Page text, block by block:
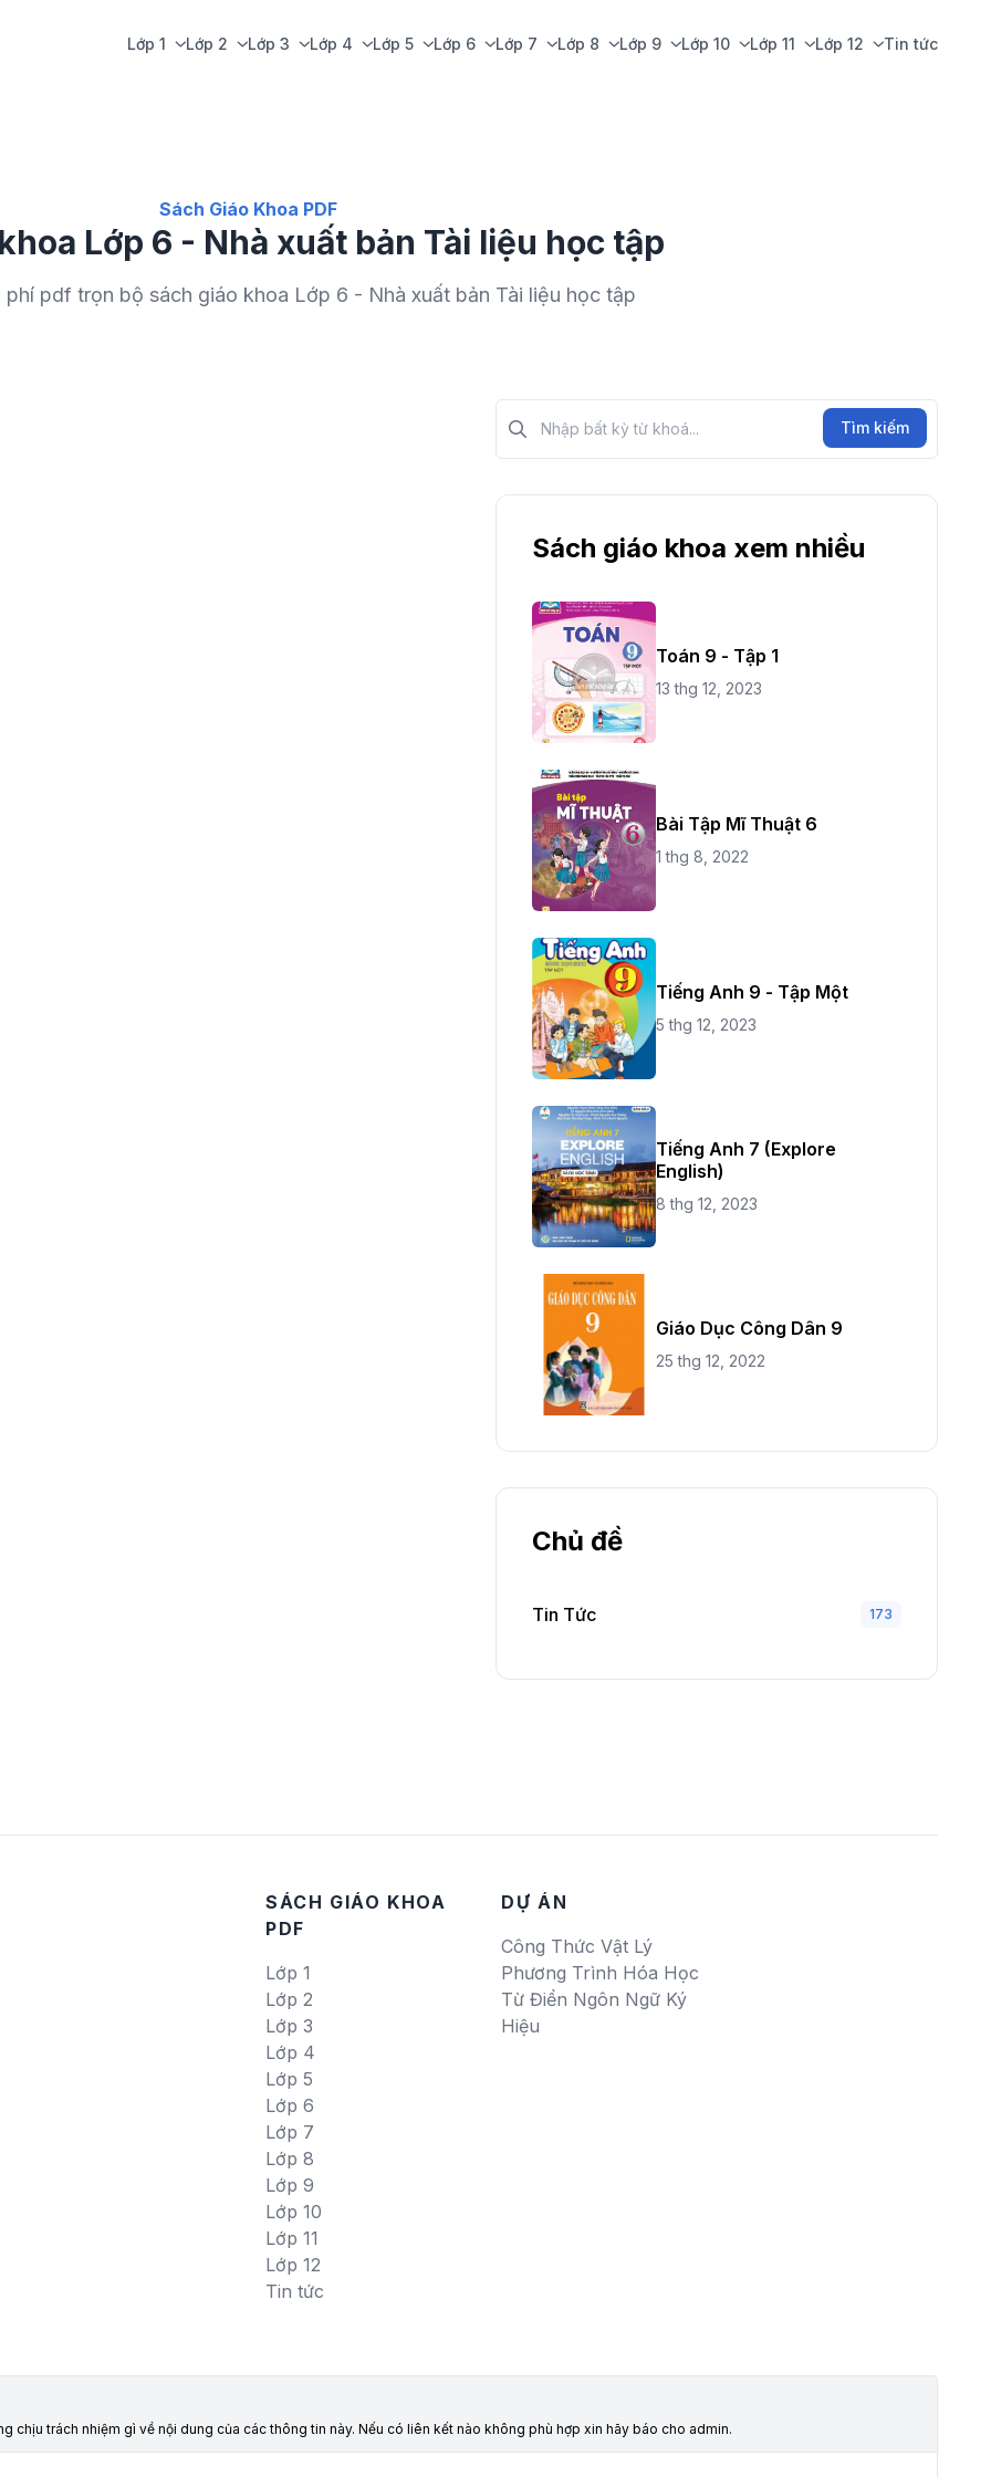
Lớp 1 Lớp 2 Lớp 3 Lớp 4 Lớp 5 Lớp 6 Lớp 7 Lớp 8 Lớp 9 Lớp 10 Lớp 11 Lớp 12 Tin tức
Sách Giáo Khoa PDF
Lớp 6 - Nhà xuất bản Tài liệu học tập
phí pdf trọn bộ sách giáo khoa Lớp 6 - Nhà xuất bản Tài liệu học tập
Tìm kiếm?>
Tìm kiếm
Sách giáo khoa xem nhiều
Toán 9 - Tập 1
13 thg 12, 2023
Bài Tập Mĩ Thuật 6
1 thg 8, 2022
Tiếng Anh 9 - Tập Một
5 thg 12, 2023
Tiếng Anh 7 (Explore
English)
8 thg 12, 2023
Giáo Dục Công Dân 9
25 thg 12, 2022
Chủ đề
Tin Tức 173
SÁCH GIÁO KHOA
PDF
Lớp 1
Lớp 2
Lớp 3
Lớp 4
Lớp 5
Lớp 6
Lớp 7
Lớp 8
Lớp 9
Lớp 10
Lớp 11
Lớp 12
Tin tức
DỰ ÁN
Công Thức Vật Lý
Phương Trình Hóa Học
Từ Điển Ngôn Ngữ Ký
Hiệu
trách nhiệm gì về nội dung của các thông tin này. Nếu có liên kết nào không phù hợp xin hãy báo cho admin.